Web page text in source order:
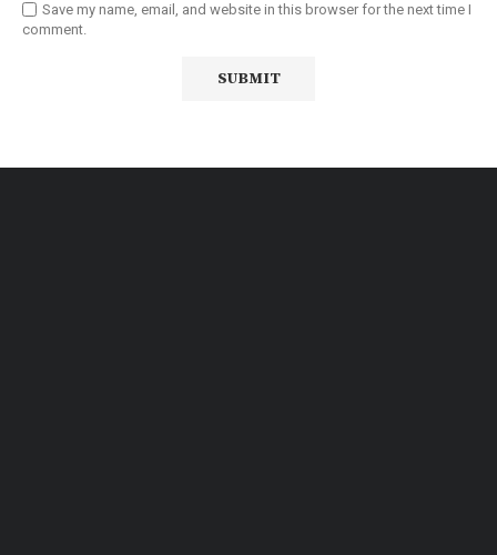
Save my name, email, and website in this browser for the next time I
comment.